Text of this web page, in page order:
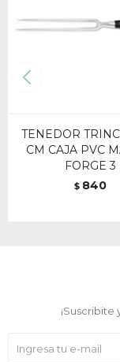
TENEDOR
CM CAJA PVC
FORGE 3
$ 840